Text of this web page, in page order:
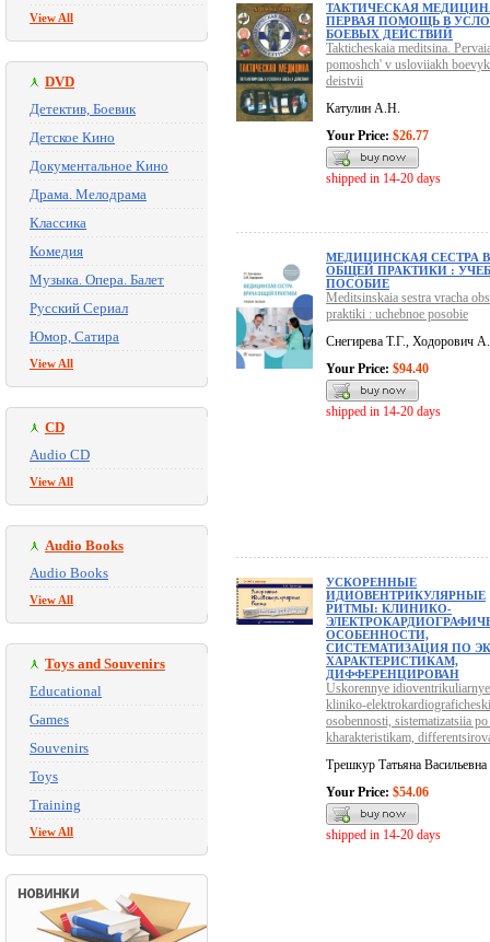
View All
DVD
Детектив, Боевик
Детское Кино
Документальное Кино
Драма. Мелодрама
Классика
Комедия
Музыка. Опера. Балет
Русский Сериал
Юмор, Сатира
View All
CD
Audio CD
View All
Audio Books
Audio Books
View All
Toys and Souvenirs
Educational
Games
Souvenirs
Toys
Training
View All
ТАКТИЧЕСКАЯ
ПЕРВАЯ ПОМОЩЬ В
БОЕВЫХ ДЕЙСТВИЙ
Takticheskaia meditsina.
pomoshch' v usloviiakh
deistvii
Катулин А.Н.
Your Price: $26.77
shipped in 14-20 days
МЕДИЦИНСКАЯ СЕСТРА
ОБЩЕЙ ПРАКТИКИ :
ПОСОБИЕ
Meditsinskaia sestra vracha
praktiki : uchebnoe posobie
Снегирева Т.Г., Ходорович
Your Price: $94.40
shipped in 14-20 days
УСКОРЕННЫЕ
ИДИОВЕНТРИКУЛЯРНЫЕ
РИТМЫ: КЛИНИКО-
ОСОБЕННОСТИ,
СИСТЕМАТИЗАЦИЯ ПО
ХАРАКТЕРИСТИКАМ,
ДИФФЕРЕНЦИРОВАН
Uskorennye
kliniko-
osobennosti, sistematizatsiia
kharakteristikam,
Трешкур Татьяна Васильевна
Your Price: $54.06
shipped in 14-20 days